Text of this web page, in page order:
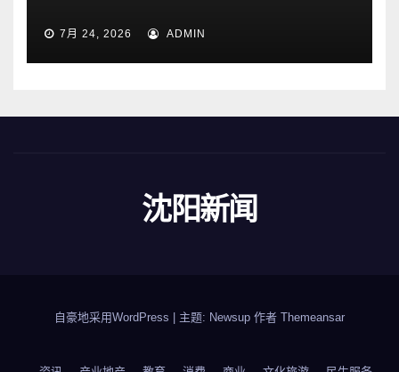
7月 24, 2026 ADMIN
沈阳新闻
自豪地采用WordPress 主题: Newsup 作者 Themeansar